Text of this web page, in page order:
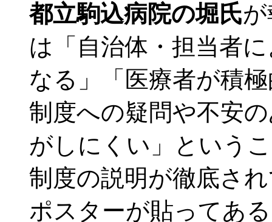
都立駒込病院の堀氏
は「自治体・担当者
なる」「医療者が積
制度への疑問や不安
がしにくい」という
制度の説明が徹底さ
ポスターが貼ってあ